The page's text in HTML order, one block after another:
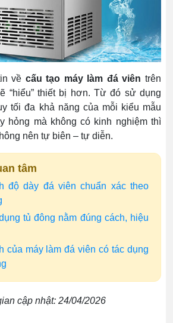
về cấu tạo máy làm đá viên trên
“hiểu” thiết bị hơn. Từ đó sử dụng
tối đa khả năng của mỗi kiểu mẫu
hỏng mà không có kinh nghiệm thì
nên tự biên – tự diễn.
tâm
độ dày đá viên chuẩn xác theo
tủ đông nằm đúng cách, hiệu
của máy làm đá viên có tác dụng
cập nhật: 24/04/2026